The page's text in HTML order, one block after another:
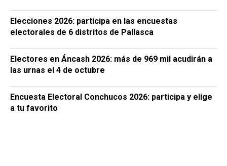
Elecciones 2026: participa en las encuestas
electorales de 6 distritos de Pallasca
Electores en Áncash 2026: más de 969 mil acudirán a
las urnas el 4 de octubre
Encuesta Electoral Conchucos 2026: participa y elige
a tu favorito